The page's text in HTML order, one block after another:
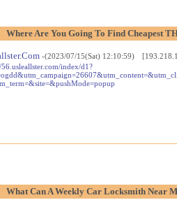
Where Are You Going To Find Cheapest
-(2023/07/15(Sat) 12:10:59)
index/d1?
What Can A Weekly Car Locksmith Near